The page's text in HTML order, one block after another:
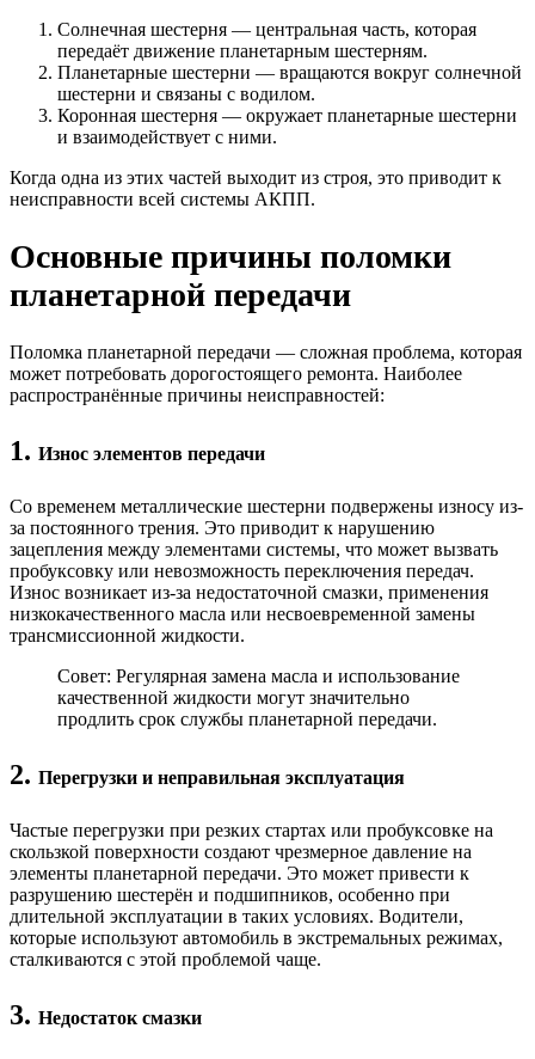
Солнечная шестерня — центральная часть, которая
передаёт движение планетарным шестерням.
Планетарные шестерни — вращаются вокруг солнечной
шестерни и связаны с водилом.
Коронная шестерня — окружает планетарные шестерни
и взаимодействует с ними.
Когда одна из этих частей выходит из строя, это приводит к
неисправности всей системы АКПП.
Основные причины поломки
планетарной передачи
Поломка планетарной передачи — сложная проблема, которая
может потребовать дорогостоящего ремонта. Наиболее
распространённые причины неисправностей:
1. Износ элементов передачи
Со временем металлические шестерни подвержены износу из-
за постоянного трения. Это приводит к нарушению
зацепления между элементами системы, что может вызвать
пробуксовку или невозможность переключения передач.
Износ возникает из-за недостаточной смазки, применения
низкокачественного масла или несвоевременной замены
трансмиссионной жидкости.
Совет: Регулярная замена масла и использование
качественной жидкости могут значительно
продлить срок службы планетарной передачи.
2. Перегрузки и неправильная эксплуатация
Частые перегрузки при резких стартах или пробуксовке на
скользкой поверхности создают чрезмерное давление на
элементы планетарной передачи. Это может привести к
разрушению шестерён и подшипников, особенно при
длительной эксплуатации в таких условиях. Водители,
которые используют автомобиль в экстремальных режимах,
сталкиваются с этой проблемой чаще.
3. Недостаток смазки